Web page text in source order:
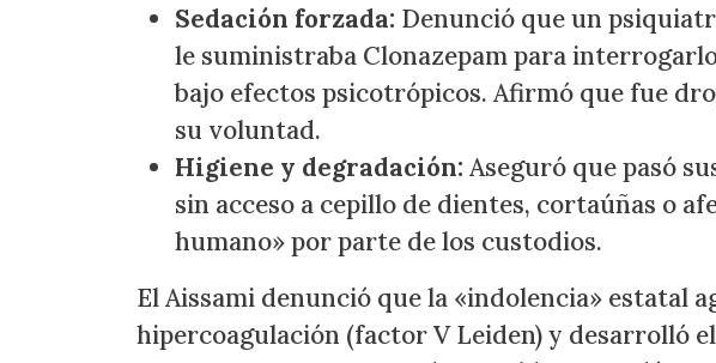
Sedación forzada: Denunció que un
le suministraba Clonazepam para
bajo efectos psicotrópicos. Afirmó que fue
su voluntad.
Higiene y degradación: Aseguró que pasó
sin acceso a cepillo de dientes, cortaúñas o
humano» por parte de los custodios.
El Aissami denunció que la «indolencia» estatal
hipercoagulación (factor V Leiden) y desarrolló